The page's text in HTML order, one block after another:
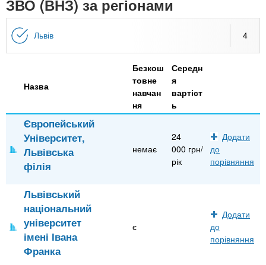
n
t
.
i
n
o
и
а
в
За кордоном
ЗВО (ВНЗ) за регіонами
Львів 4
Назва
Безкош
товне
навчан
ня
Середн
я
вартіст
ь
Європейський
Університет,
Львівська
філія
немає
24
000 грн/
рік
Додати
до
порівняння
Львівський
національний
університет
імені Івана
Франка
є
Додати
до
порівняння